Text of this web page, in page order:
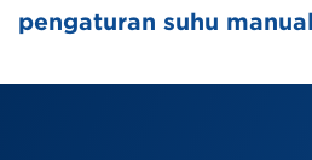
pengaturan suhu